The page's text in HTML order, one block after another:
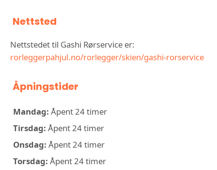
Nettsted
Nettstedet til Gashi Rørservice er:
rorleggerpahjul.no/rorlegger/skien/gashi-rorservice
Åpningstider
Mandag: Åpent 24 timer
Tirsdag: Åpent 24 timer
Onsdag: Åpent 24 timer
Torsdag: Åpent 24 timer